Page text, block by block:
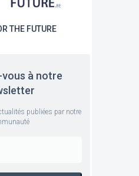
THE FUTURE
à notre
publiées par notre